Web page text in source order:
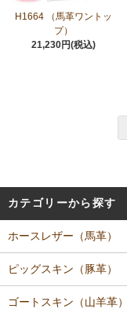
H1664 （馬革ワントッ
プ）
21,230円(税込)
カテゴリーから探す
ホースレザー（馬革）
ピッグスキン（豚革）
ゴートスキン（山羊革）